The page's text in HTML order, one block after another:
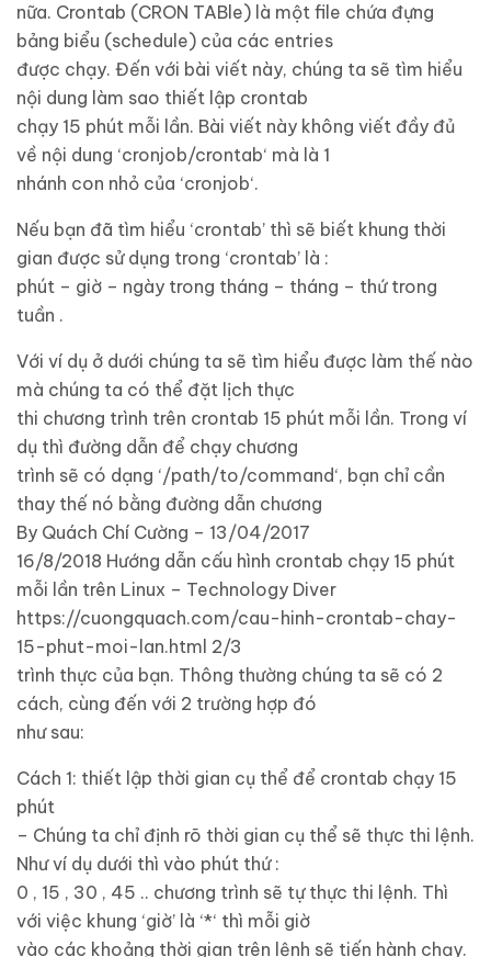
nữa. Crontab (CRON TABle) là một file chứa đựng
bảng biểu (schedule) của các entries
được chạy. Đến với bài viết này, chúng ta sẽ tìm hiểu
nội dung làm sao thiết lập crontab
chạy 15 phút mỗi lần. Bài viết này không viết đầy đủ
về nội dung ‘cronjob/crontab‘ mà là 1
nhánh con nhỏ của ‘cronjob‘.
Nếu bạn đã tìm hiểu ‘crontab’ thì sẽ biết khung thời
gian được sử dụng trong ‘crontab’ là :
phút – giờ – ngày trong tháng – tháng – thứ trong
tuần .
Với ví dụ ở dưới chúng ta sẽ tìm hiểu được làm thế nào
mà chúng ta có thể đặt lịch thực
thi chương trình trên crontab 15 phút mỗi lần. Trong ví
dụ thì đường dẫn để chạy chương
trình sẽ có dạng ‘/path/to/command‘, bạn chỉ cần
thay thế nó bằng đường dẫn chương
By Quách Chí Cường – 13/04/2017
16/8/2018 Hướng dẫn cấu hình crontab chạy 15 phút
mỗi lần trên Linux – Technology Diver
https://cuongquach.com/cau-hinh-crontab-chay-
15-phut-moi-lan.html 2/3
trình thực của bạn. Thông thường chúng ta sẽ có 2
cách, cùng đến với 2 trường hợp đó
như sau:
Cách 1: thiết lập thời gian cụ thể để crontab chạy 15
phút
– Chúng ta chỉ định rõ thời gian cụ thể sẽ thực thi lệnh.
Như ví dụ dưới thì vào phút thứ :
0 , 15 , 30 , 45 .. chương trình sẽ tự thực thi lệnh. Thì
với việc khung ‘giờ’ là ‘*‘ thì mỗi giờ
vào các khoảng thời gian trên lệnh sẽ tiến hành chạy.